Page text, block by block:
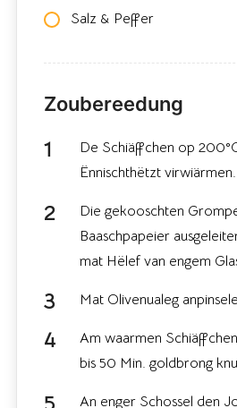
Salz & Peffer
Zoubereedung
De Schiäffchen op
Ënnischthëtzt virwiärmen.
Die gekooschten
Baaschpapeier
mat Hëlef van engem
Mat Olivenualeg
Am waarmen
bis 50 Min. goldbrong
An enger Schossel den